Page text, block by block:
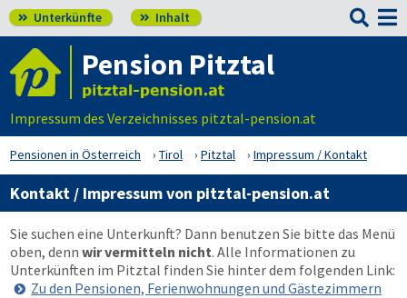
 Unterkünfte  Inhalt 
Pension Pitztal
Impressum des Verzeichnisses pitztal-pension.at
Pensionen in Österreich Tirol Pitztal Impressum / Kontakt
Kontakt / Impressum von pitztal-pension.at
Sie suchen eine Unterkunft? Dann benutzen Sie bitte das Menü
oben, denn wir vermitteln nicht. Alle Informationen zu
Unterkünften im Pitztal finden Sie hinter dem folgenden Link:
Zu den Pensionen, Ferienwohnungen und Gästezimmern